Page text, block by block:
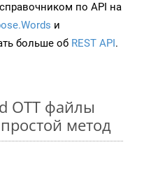
по API на
и
больше об REST API.
OTT файлы
метод